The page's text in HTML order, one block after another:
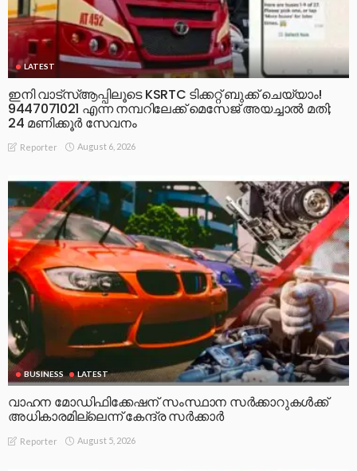
LATEST
ഇനി വാട്‌സ്ആപ്പിലൂടെ KSRTC ടിക്കറ്റ് ബുക്ക് ചെയ്യാം!
9447071021 എന്ന നമ്പറിലേക്ക് മെസേജ് അയച്ചാൽ മതി;
24 മണിക്കൂർ സേവനം
Reporter August 6, 2026
BUSINESS LATEST
വാഹന മോഡിഫിക്കേഷന് സംസ്ഥാന സർക്കാറുകൾക്ക്
അധികാരമില്ലെന്ന് കേന്ദ്ര സർക്കാർ
Reporter August 5, 2026